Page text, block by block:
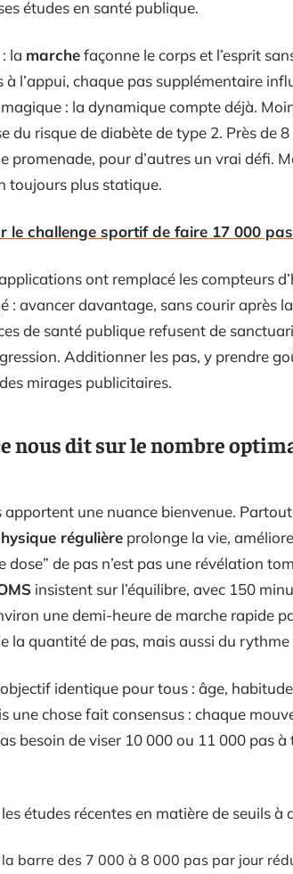
études en santé publique.
la marchefaçonne le corps et l’esprit
à l’appui, chaque pas supplémentaire
: la dynamique compte déjà.
du risque de diabète de type 2. Près de
promenade, pour d’autres un vrai défi.
toujours plus statique.
le challenge sportif de faire 17 000
ont remplacé les compteurs
: avancer davantage, sans courir après
de santé publique refusent de
Additionner les pas, y prendre
mirages publicitaires.
nous dit sur le nombre
apportent une nuance bienvenue.
régulière prolonge la vie,
dose” de pas n’est pas une révélation
insistent sur l’équilibre, avec 150
une demi-heure de marche rapide
la quantité de pas, mais aussi du rythme
identique pour tous : âge,
une chose fait consensus : chaque
besoin de viser 10 000 ou 11 000 pas
études récentes en matière de seuils à
la barre des 7 000 à 8 000 pas par jour